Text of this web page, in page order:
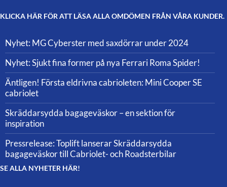
KLICKA HÄR FÖR ATT LÄSA ALLA OMDÖMEN FRÅN VÅRA KUNDER.
Nyhet: MG Cyberster med saxdörrar under 2024
Nyhet: Sjukt fina former på nya Ferrari Roma Spider!
Äntligen! Första eldrivna cabrioleten: Mini Cooper SE
cabriolet
Skräddarsydda bagageväskor – en sektion för
inspiration
Pressrelease: Toplift lanserar Skräddarsydda
bagageväskor till Cabriolet- och Roadsterbilar
SE ALLA NYHETER HÄR!